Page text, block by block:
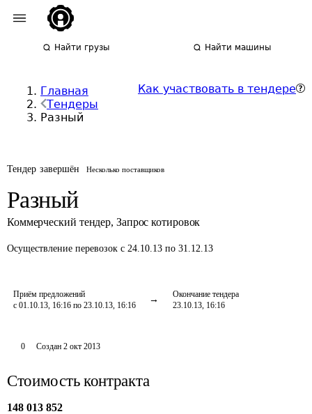
Найти грузы Найти машины
Главная
Тендеры
Разный
Как участвовать в тендере
Тендер завершён Несколько поставщиков
Разный
Коммерческий тендер, Запрос котировок
Осуществление перевозок с 24.10.13 по 31.12.13
Приём предложений
с 01.10.13, 16:16 по 23.10.13, 16:16
Окончание тендера
23.10.13, 16:16
0 Создан 2 окт 2013
Стоимость контракта
148 013 852